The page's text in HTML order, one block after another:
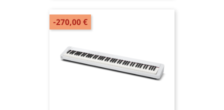
-270,00 €